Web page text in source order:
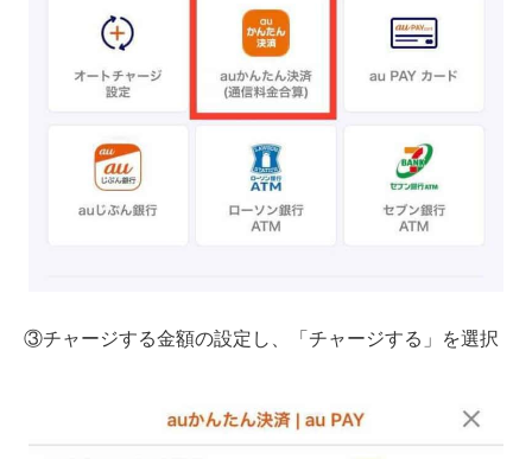
③チャージする金額の設定し、「チャージする」を選択